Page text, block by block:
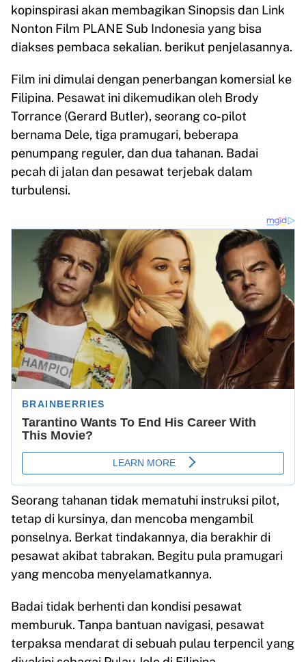
kopinspirasi akan membagikan Sinopsis dan Link
Nonton Film PLANE Sub Indonesia yang bisa
diakses pembaca sekalian. berikut penjelasannya.
Film ini dimulai dengan penerbangan komersial ke
Filipina. Pesawat ini dikemudikan oleh Brody
Torrance (Gerard Butler), seorang co-pilot
bernama Dele, tiga pramugari, beberapa
penumpang reguler, dan dua tahanan. Badai
pecah di jalan dan pesawat terjebak dalam
turbulensi.
Seorang tahanan tidak mematuhi instruksi pilot,
tetap di kursinya, dan mencoba mengambil
ponselnya. Berkat tindakannya, dia berakhir di
pesawat akibat tabrakan. Begitu pula pramugari
yang mencoba menyelamatkannya.
Badai tidak berhenti dan kondisi pesawat
memburuk. Tanpa bantuan navigasi, pesawat
terpaksa mendarat di sebuah pulau terpencil yang